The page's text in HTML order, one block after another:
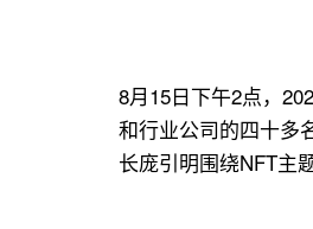
8月15日下午2点，
和行业公司的四十多
长庞引明围绕NFT主